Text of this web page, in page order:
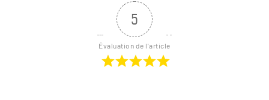
5
Évaluation de l'article